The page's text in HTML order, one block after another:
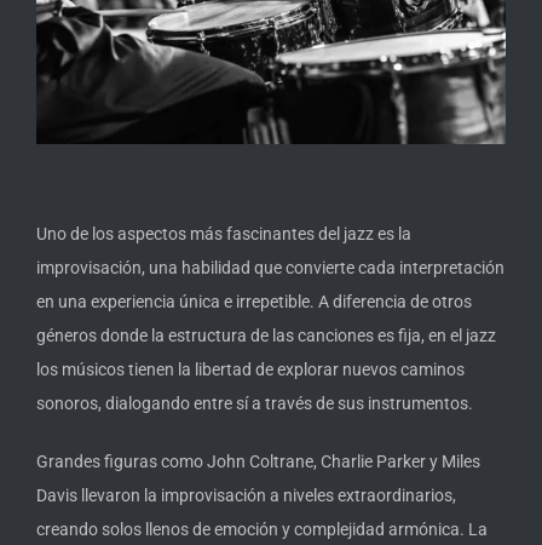
Uno de los aspectos más fascinantes del jazz es la
improvisación, una habilidad que convierte cada interpretación
en una experiencia única e irrepetible. A diferencia de otros
géneros donde la estructura de las canciones es fija, en el jazz
los músicos tienen la libertad de explorar nuevos caminos
sonoros, dialogando entre sí a través de sus instrumentos.
Grandes figuras como John Coltrane, Charlie Parker y Miles
Davis llevaron la improvisación a niveles extraordinarios,
creando solos llenos de emoción y complejidad armónica. La